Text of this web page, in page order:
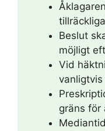
Beslut
möjligt
Vid
vanligtvis
gräns för